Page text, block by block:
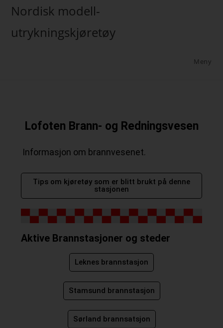
Nordisk modell-
utrykningskjøretøy
Meny
Lofoten Brann- og Redningsvesen
Informasjon om brannvesenet.
Tips om kjøretøy som er blitt brukt på denne
stasjonen
Aktive Brannstasjoner og steder
Leknes brannstasjon
Stamsund brannstasjon
Sørland brannsatsjon